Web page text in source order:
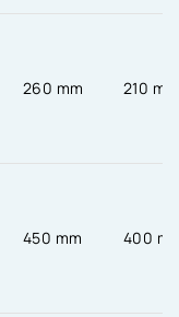
260 mm 210 mm
450 mm 400